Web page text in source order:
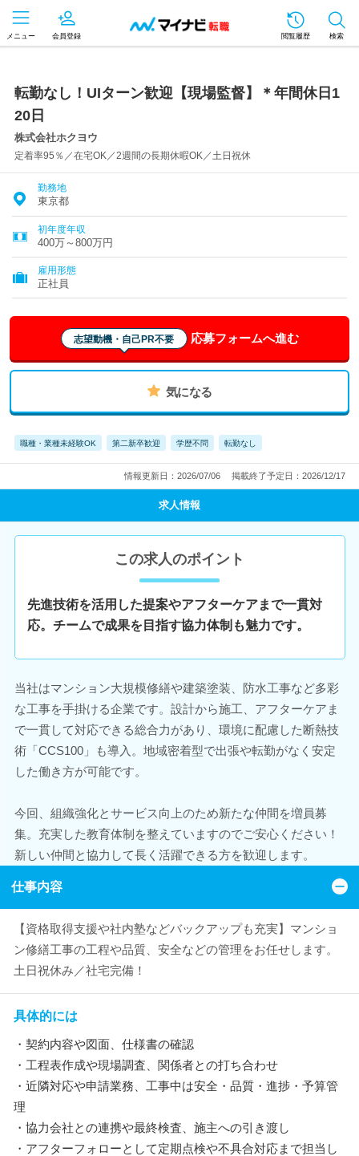
メニュー 会員登録 閲覧履歴 検索
転勤なし！UIターン歓迎【現場監督】＊年間休日1
20日
株式会社ホクヨウ
定着率95％／在宅OK／2週間の長期休暇OK／土日祝休
勤務地
東京都
初年度年収
400万～800万円
雇用形態
正社員
志望動機・自己PR不要 応募フォームへ進む
気になる
職種・業種未経験OK 第二新卒歓迎 学歴不問 転勤なし
情報更新日：2026/07/06 掲載終了予定日：2026/12/17
求人情報
この求人のポイント
先進技術を活用した提案やアフターケアまで一貫対
応。チームで成果を目指す協力体制も魅力です。
当社はマンション大規模修繕や建築塗装、防水工事など多彩
な工事を手掛ける企業です。設計から施工、アフターケアま
で一貫して対応できる総合力があり、環境に配慮した断熱技
術「CCS100」も導入。地域密着型で出張や転勤がなく安定
した働き方が可能です。
今回、組織強化とサービス向上のため新たな仲間を増員募
集。充実した教育体制を整えていますのでご安心ください！
新しい仲間と協力して長く活躍できる方を歓迎します。
仕事内容
【資格取得支援や社内塾などバックアップも充実】マンショ
ン修繕工事の工程や品質、安全などの管理をお任せします。
土日祝休み／社宅完備！
具体的には
・契約内容や図面、仕様書の確認
・工程表作成や現場調査、関係者との打ち合わせ
・近隣対応や申請業務、工事中は安全・品質・進捗・予算管
理
・協力会社との連携や最終検査、施主への引き渡し
・アフターフォローとして定期点検や不具合対応まで担当し